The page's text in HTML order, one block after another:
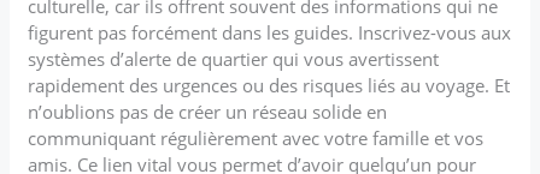
culturelle, car ils offrent souvent des informations qui ne
figurent pas forcément dans les guides. Inscrivez-vous aux
systèmes d’alerte de quartier qui vous avertissent
rapidement des urgences ou des risques liés au voyage. Et
n’oublions pas de créer un réseau solide en
communiquant régulièrement avec votre famille et vos
amis. Ce lien vital vous permet d’avoir quelqu’un pour